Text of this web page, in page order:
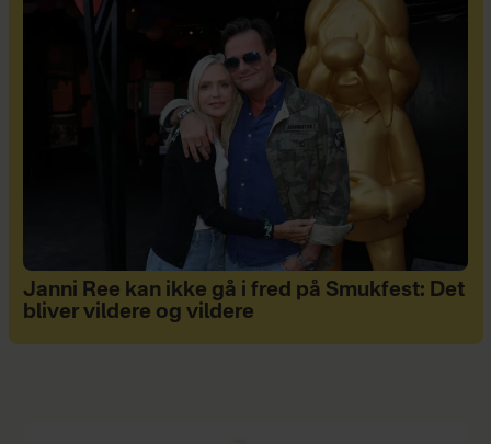
Janni Ree kan ikke gå i fred på Smukfest: Det
bliver vildere og vildere